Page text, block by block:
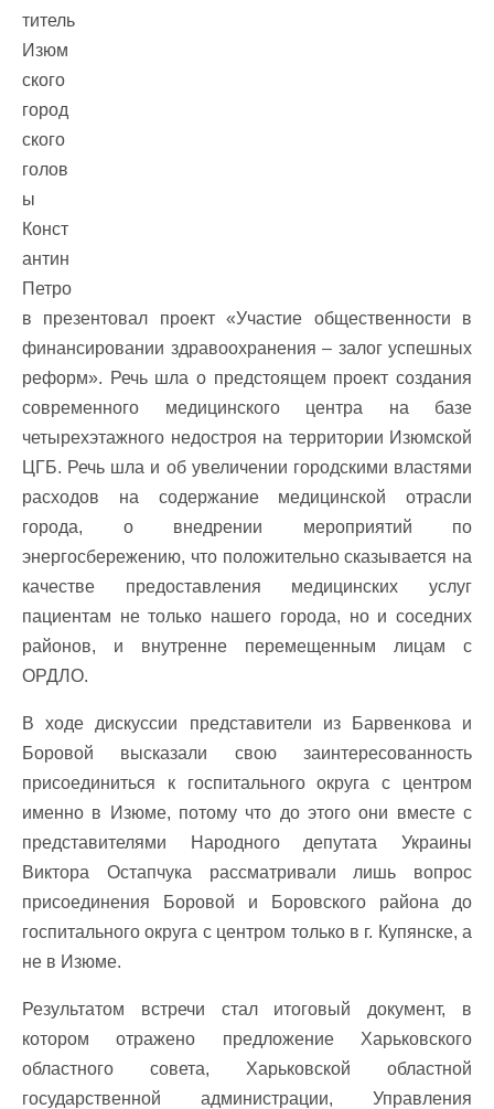
титель
Изюм
ского
город
ского
голов
ы
Конст
антин
Петро
в презентовал проект «Участие общественности в
финансировании здравоохранения – залог успешных
реформ». Речь шла о предстоящем проект создания
современного медицинского центра на базе
четырехэтажного недостроя на территории Изюмской
ЦГБ. Речь шла и об увеличении городскими властями
расходов на содержание медицинской отрасли
города, о внедрении мероприятий по
энергосбережению, что положительно сказывается на
качестве предоставления медицинских услуг
пациентам не только нашего города, но и соседних
районов, и внутренне перемещенным лицам с
ОРДЛО.
В ходе дискуссии представители из Барвенкова и
Боровой высказали свою заинтересованность
присоединиться к госпитального округа с центром
именно в Изюме, потому что до этого они вместе с
представителями Народного депутата Украины
Виктора Остапчука рассматривали лишь вопрос
присоединения Боровой и Боровского района до
госпитального округа с центром только в г. Купянске, а
не в Изюме.
Результатом встречи стал итоговый документ, в
котором отражено предложение Харьковского
областного совета, Харьковской областной
государственной администрации, Управления